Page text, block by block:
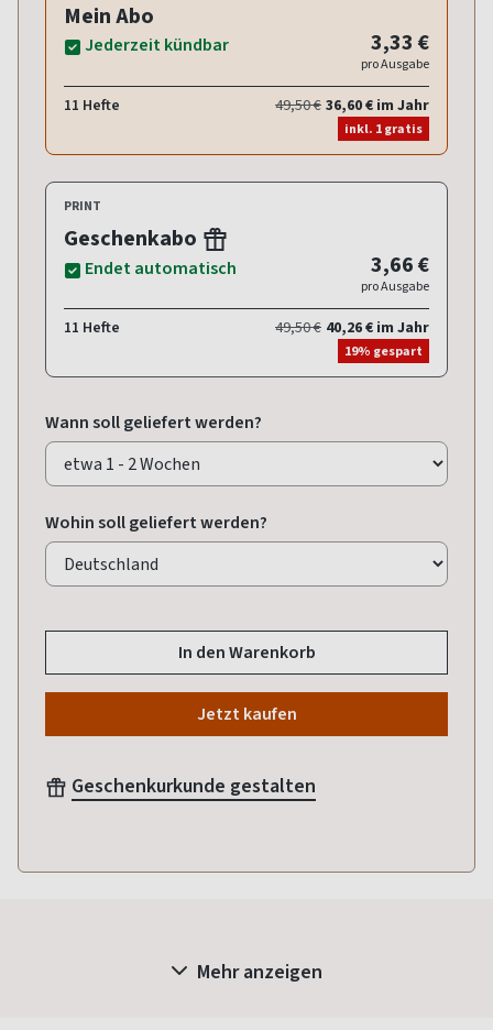
Mein Abo
Jederzeit kündbar 3,33 €
pro Ausgabe
11 Hefte 49,50 € 36,60 € im Jahr
inkl. 1 gratis
PRINT
Geschenkabo
Endet automatisch 3,66 €
pro Ausgabe
11 Hefte 49,50 € 40,26 € im Jahr
19% gespart
Wann soll geliefert werden?
Wohin soll geliefert werden?
In den Warenkorb
Jetzt kaufen
Geschenkurkunde gestalten
Mehr anzeigen